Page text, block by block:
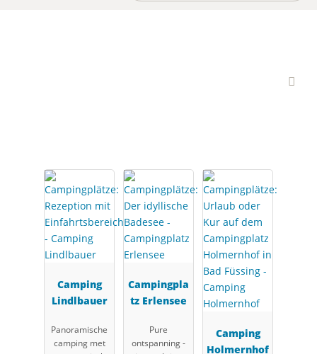
Camping
Lindlbauer
Panoramische
camping met
Campingpla
tz Erlensee
Pure
ontspanning -
Camping
Holmernhof